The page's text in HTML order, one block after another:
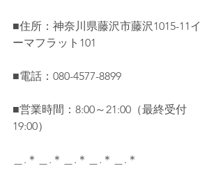
■住所：神奈川県藤沢市藤沢1015-11イ
ーマフラット101
■電話：080-4577-8899
■営業時間：8:00～21:00（最終受付
19:00）
＿.＊＿.＊＿.＊＿.＊＿.＊